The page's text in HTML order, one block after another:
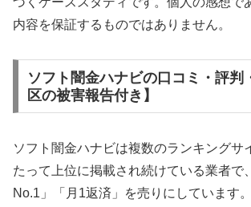
内容を保証するものではありません。
ソフト闇金ハナビの口コミ・評判
区の被害報告付き】
ソフト闇金ハナビは複数のランキングサ
たって上位に掲載され続けている業者で
No.1」「月1返済」を売りにしています